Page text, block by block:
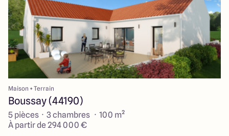
Maison + Terrain
Boussay (44190)
5 pièces · 3 chambres · 100 m²
À partir de 294 000 €